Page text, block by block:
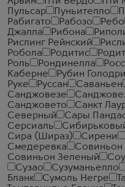
Пульсар
Пуньителло
Рабигато
Рабозо Ребо
Джалла
Рибона
Рислинг Рейнский
Робола
Родитис
Роль
Рондинелла
Каберне
Рубин
Руке
Руссан Саваньен
Санджовезе
Санджовето
Санкт
Северный
Сары
Серсиаль
Сира (Шираз)
Сирени
Смедеревка
Совиньон
Совиньон Зеленый
Сузао
Сузуманьелло
Бланк
Сумоль Негре